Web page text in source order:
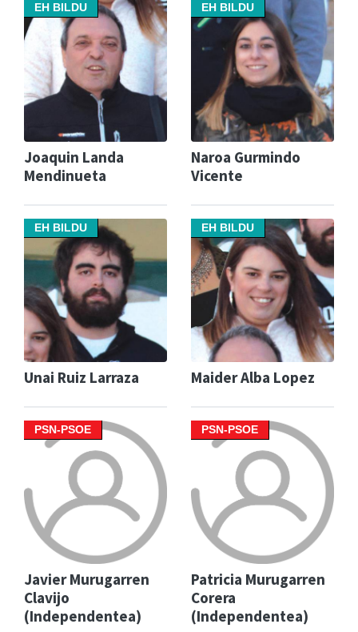
EH BILDU
Joaquin Landa
Mendinueta
EH BILDU
Naroa Gurmindo
Vicente
EH BILDU
Unai Ruiz Larraza
EH BILDU
Maider Alba Lopez
PSN-PSOE
Javier Murugarren
Clavijo
(Independentea)
PSN-PSOE
Patricia Murugarren
Corera
(Independentea)